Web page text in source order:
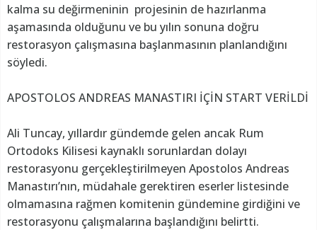
kalma su değirmeninin projesinin de hazırlanma
aşamasında olduğunu ve bu yılın sonuna doğru
restorasyon çalışmasına başlanmasının planlandığını
söyledi.
APOSTOLOS ANDREAS MANASTIRI İÇİN START VERİLDİ
Ali Tuncay, yıllardır gündemde gelen ancak Rum
Ortodoks Kilisesi kaynaklı sorunlardan dolayı
restorasyonu gerçekleştirilmeyen Apostolos Andreas
Manastırı’nın, müdahale gerektiren eserler listesinde
olmamasına rağmen komitenin gündemine girdiğini ve
restorasyonu çalışmalarına başlandığını belirtti.